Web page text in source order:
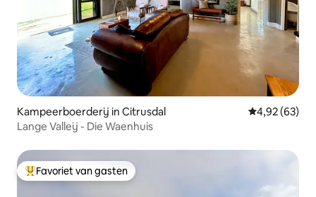
Kampeerboerderij in Citrusdal Gemiddelde
4,92 (63)
Lange Valleij - Die Waenhuis
Topfavoriet van gasten
Favoriet van gasten